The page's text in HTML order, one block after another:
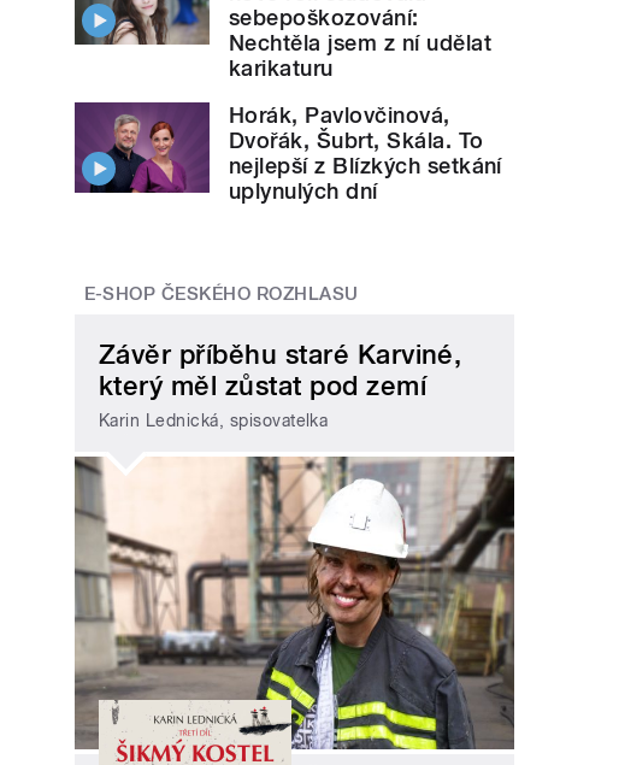
sebepoškozování:
Nechtěla jsem z ní udělat
karikaturu
Horák, Pavlovčinová,
Dvořák, Šubrt, Skála. To
nejlepší z Blízkých setkání
uplynulých dní
E-SHOP ČESKÉHO ROZHLASU
Závěr příběhu staré Karviné,
který měl zůstat pod zemí
Karin Lednická, spisovatelka